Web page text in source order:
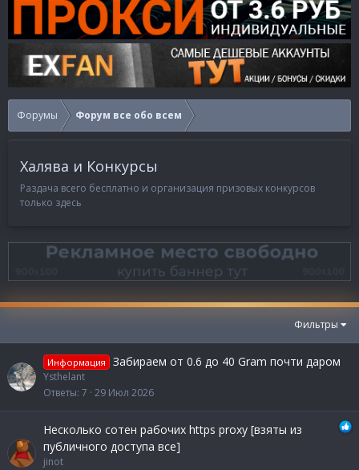
Форумы Форум все обо всем
Халява и Конкурсы
Раздача всего бесплатно и организация призовых конкурсов
только здесь
Фильтры
Информация Забираем от 0.6 до 40 Gram почти даром
Ysthelant
Ответы 7 29 Июл 2026
Несколько сотен рабочих https proxy [взяты из
публичного доступа все]
jinot